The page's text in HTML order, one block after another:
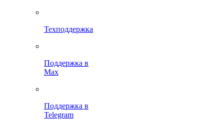
Техподдержка
Поддержка в
Max
Поддержка в
Telegram